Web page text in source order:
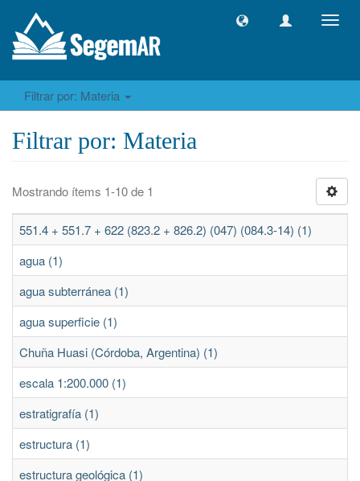
Filtrar por: Materia
Filtrar por: Materia
Mostrando ítems 1-10 de 1
551.4 + 551.7 + 622 (823.2 + 826.2) (047) (084.3-14) (1)
agua (1)
agua subterránea (1)
agua superficie (1)
Chuña Huasi (Córdoba, Argentina) (1)
escala 1:200.000 (1)
estratigrafía (1)
estructura (1)
estructura geológica (1)